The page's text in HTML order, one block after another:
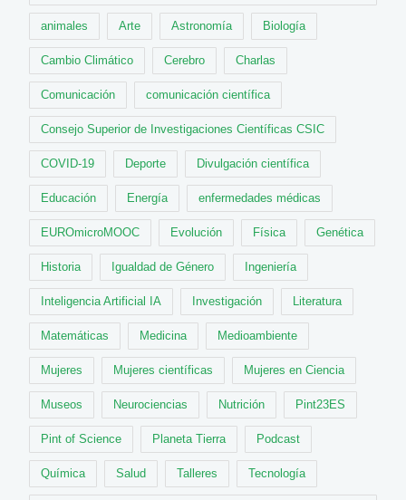
animales Arte Astronomía Biología
Cambio Climático Cerebro Charlas
Comunicación comunicación científica
Consejo Superior de Investigaciones Científicas CSIC
COVID-19 Deporte Divulgación científica
Educación Energía enfermedades médicas
EUROmicroMOOC Evolución Física Genética
Historia Igualdad de Género Ingeniería
Inteligencia Artificial IA Investigación Literatura
Matemáticas Medicina Medioambiente
Mujeres Mujeres científicas Mujeres en Ciencia
Museos Neurociencias Nutrición Pint23ES
Pint of Science Planeta Tierra Podcast
Química Salud Talleres Tecnología